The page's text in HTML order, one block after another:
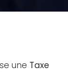
une Taxe